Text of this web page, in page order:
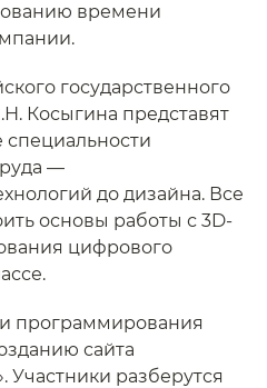
времени
государственного
Косыгина представят
специальности
—
до дизайна. Все
основы работы с 3D-
цифрового
программирования
сайта
Участники разберутся